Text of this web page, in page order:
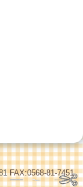
FAX:0568-81-7451